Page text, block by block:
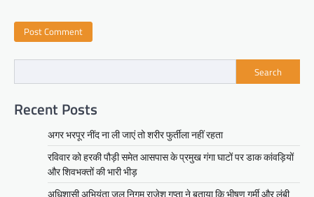
Search
Recent Posts
अगर भरपूर नींद ना ली जाएं तो शरीर फुर्तीला नहीं रहता
रविवार को हरकी पौड़ी समेत आसपास के प्रमुख गंगा घाटों पर डाक कांवड़ियों
और शिवभक्तों की भारी भीड़
अधिशासी अभियंता जल निगम राजेश गुप्ता ने बताया कि भीषण गर्मी और लंबी